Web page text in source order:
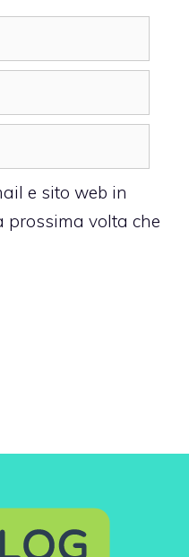
e sito web in
prossima volta che